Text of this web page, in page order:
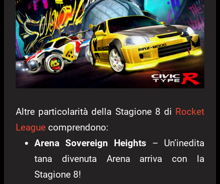
Altre particolarità della Stagione 8 di Rocket
League comprendono:
Arena Sovereign Heights – Un’inedita
tana divenuta Arena arriva con la
Stagione 8!